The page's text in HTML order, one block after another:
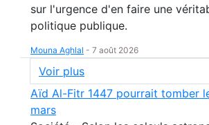
sur l'urgence d'en faire une
politique publique.
Mouna Aghlal - 7 août 2026
Voir plus
Aïd Al-Fitr 1447 pourrait tomber
mars